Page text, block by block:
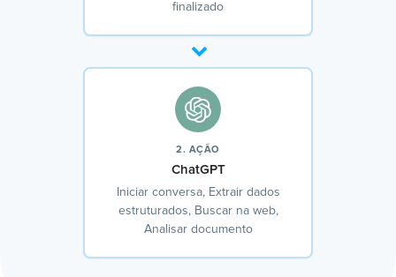
finalizado
2. AÇÃO
ChatGPT
Iniciar conversa, Extrair dados
estruturados, Buscar na web,
Analisar documento